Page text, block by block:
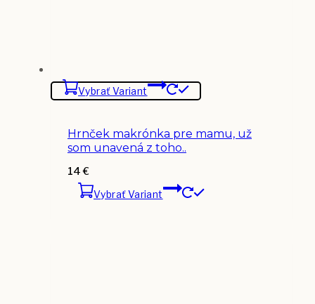
Vybrať Variant
Hrnček makrónka pre mamu, už
som unavená z toho..
14€
Vybrať Variant